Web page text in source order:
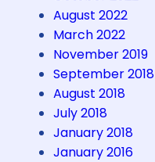
a
d
2
1
August 2022
March 2022
November 2019
September 2018
August 2018
July 2018
January 2018
January 2016